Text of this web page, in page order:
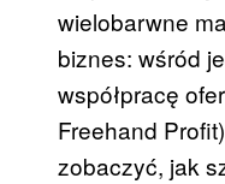
wielobarwne
biznes: wśród
współpracę
Freehand
zobaczyć, jak